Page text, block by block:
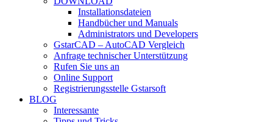
Installationsdateien
Handbücher und Manuals
Administrators und Developers
GstarCAD – AutoCAD Vergleich
Anfrage technischer Unterstützung
Rufen Sie uns an
Online Support
Registrierungsstelle Gstarsoft
BLOG
Interessante